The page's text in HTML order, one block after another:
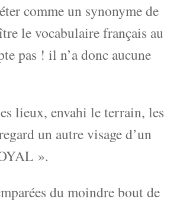
comme un synonyme de
le vocabulaire français au
pas ! il n’a donc aucune
lieux, envahi le terrain, les
un autre visage d’un
».
du moindre bout de